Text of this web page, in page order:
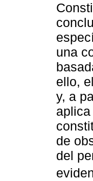
una
ello,
y, a
de
del